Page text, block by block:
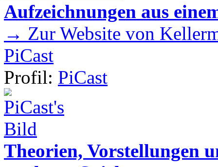
Aufzeichnungen aus
→ Zur Website von
PiCast
Profil: PiCast
Theorien, Vorstellungen